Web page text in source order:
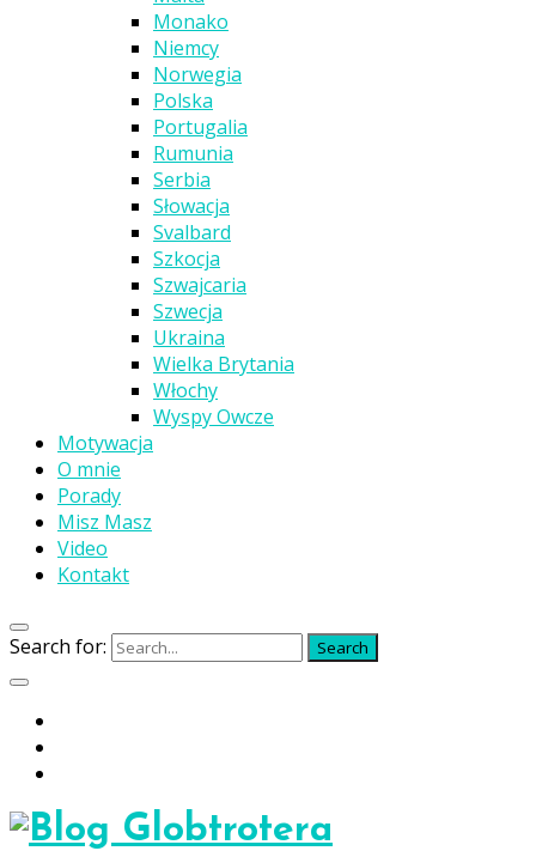
Monako
Niemcy
Norwegia
Polska
Portugalia
Rumunia
Serbia
Słowacja
Svalbard
Szkocja
Szwajcaria
Szwecja
Ukraina
Wielka Brytania
Włochy
Wyspy Owcze
Motywacja
O mnie
Porady
Misz Masz
Video
Kontakt
Search for: Search